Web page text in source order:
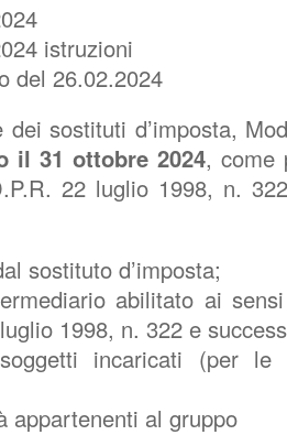
istruzioni
del 26.02.2024
dei sostituti d’imposta,
il 31 ottobre 2024, come
22 luglio 1998, n.
sostituto d’imposta;
abilitato ai
1998, n. 322 e
incaricati (per le
appartenenti al gruppo